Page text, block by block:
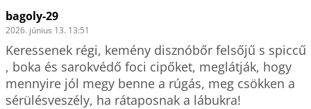
bagoly-29
2026. június 13. 13:51
Keressenek régi, kemény disznóbőr felsőjű s spiccű
, boka és sarokvédő foci cipőket, meglátják, hogy
mennyire jól megy benne a rúgás, meg csökken a
sérülésveszély, ha rátaposnak a lábukra!